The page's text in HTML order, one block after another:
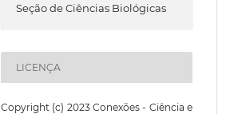
Seção de Ciências Biológicas
LICENÇA
Copyright (c) 2023 Conexões - Ciência e